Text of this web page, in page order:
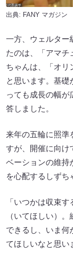
出典: FANY マガジン
一方、ウェルター
たのは、「アマチ
ちゃんは、「オリ
と思います。基礎
っても成長の幅が
答しました。
来年の五輪に照準
すが、開催に向け
ベーションの維持
を心配するしずち
「いつかは収束
（いてほしい）
できるし、いま何
てほしいなと思い